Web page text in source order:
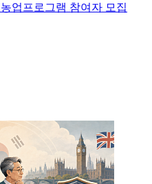
업프로그램 참여자 모집